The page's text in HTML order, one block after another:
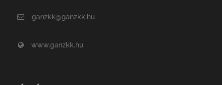
ganzkk@ganzkk.hu
www.ganzkk.hu